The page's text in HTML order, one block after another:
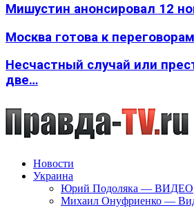
Мишустин анонсировал 12
Москва готова к
Несчастный случай или
две…
Новости
Украина
Юрий Подоляка — ВИДЕО
Михаил Онуфриенко —